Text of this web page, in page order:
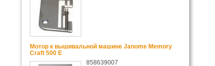
Мотор к вышивальной машине Janome Memory
Craft 500 E
858639007